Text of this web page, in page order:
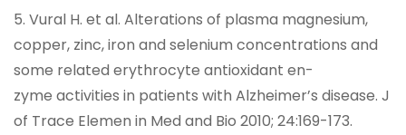
5. Vural H. et al. Alterations of plasma magnesium,
copper, zinc, iron and selenium concentrations and
some related erythrocyte antioxidant en-
zyme activities in patients with Alzheimer’s disease. J
of Trace Elemen in Med and Bio 2010; 24:169-173.